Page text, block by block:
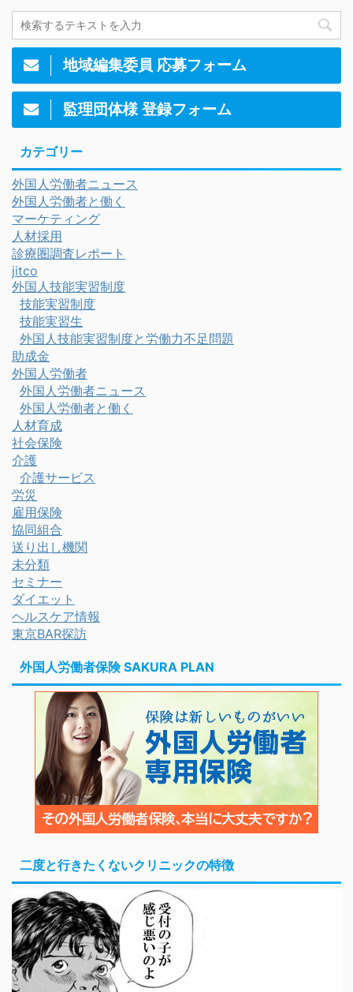
地域編集委員 応募フォーム
監理団体様 登録フォーム
カテゴリー
外国人労働者ニュース
外国人労働者と働く
マーケティング
人材採用
診療圏調査レポート
jitco
外国人技能実習制度
技能実習制度
技能実習生
外国人技能実習制度と労働力不足問題
助成金
外国人労働者
外国人労働者ニュース
外国人労働者と働く
人材育成
社会保険
介護
介護サービス
労災
雇用保険
協同組合
送り出し機関
未分類
セミナー
ダイエット
ヘルスケア情報
東京BAR探訪
外国人労働者保険 SAKURA PLAN
二度と行きたくないクリニックの特徴